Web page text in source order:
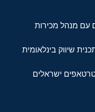
עם מנהל מכירות
ישראלים